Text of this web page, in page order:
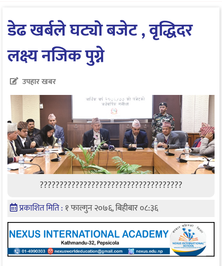
डेढ खर्बले घट्यो बजेट , वृद्धिदर
लक्ष्य नजिक पुग्ने
उपहार खबर
????????????????????????????????????
प्रकाशित मिति : १ फाल्गुन २०७६, बिहीबार ०८:३६